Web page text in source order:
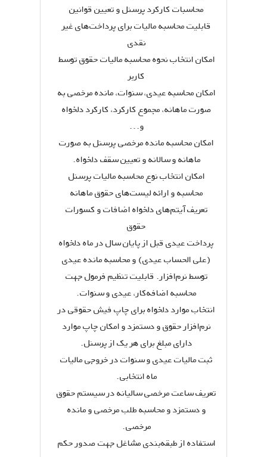
محاسبات کارکرد پرسنل و تعیین قوانین
قابلیت محاسبه مالیات برای پرداخت‌های غیر
نقدی
امکان انتخاب نحوه محاسبه مالیات حقوق توسط
کاربر
امکان محاسبه عیدی، سنوات، مانده مرخصی به
صورت ماهانه، مجموع کارکرد، کارکرد دلخواه
و...
امکان محاسبه مانده مرخصی پرسنل به صورت
ماهانه و سالانه و تعیین سقف دلخواه.
امکان انتخاب نوع محاسبه مالیات پرسنل
محاسبه و ارائه لیست‌های حقوق ماهانه
تعریف آیتم‌های دلخواه اضافات و کسورات
حقوق
پرداخت عیدی قبل از پایان سال در ماه دلخواه
(علی الحساب عیدی) و محاسبه مانده عیدی
توسط نرم‌افزار. قابلیت تنظیم فرمول جهت
محاسبه اضافه‌کار، عیدی و سنوات.
انتخاب موارد دلخواه برای چاپ فیش حقوقی در
نرم‌افزار حقوق و دستمزد و امکان چاپ موارد
دارای مبلغ برای هر یک از پرسنل.
ثبت مالیات عیدی و سنوات در خروجی مالیات
ماه انتخابی.
تعریف ساعت مرخصی سالیانه در سیستم حقوق
و دستمزد و محاسبه طلب مرخصی و مانده
مرخصی.
استفاده از طبقه‌بندی مشاغل جهت صدور حکم